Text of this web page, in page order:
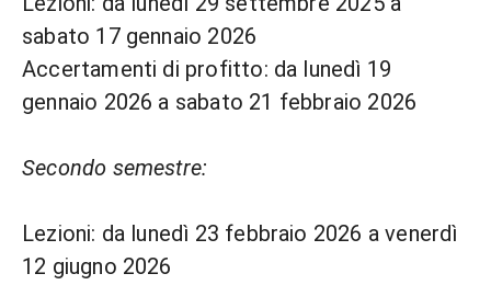
sabato 17 gennaio 2026
Accertamenti di profitto: da lunedì 19
gennaio 2026 a sabato 21 febbraio 2026
Secondo semestre:
Lezioni: da lunedì 23 febbraio 2026 a venerdì
12 giugno 2026